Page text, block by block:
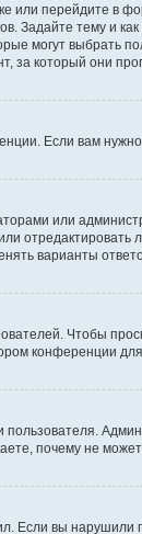
или перейдите в
Задайте тему и
могут
за который они
Если вам
или
варианты
Чтобы
конференции
почему не
Если вы